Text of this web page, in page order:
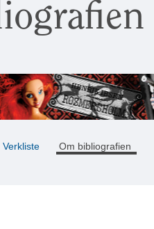
Verkliste Om bibliografien